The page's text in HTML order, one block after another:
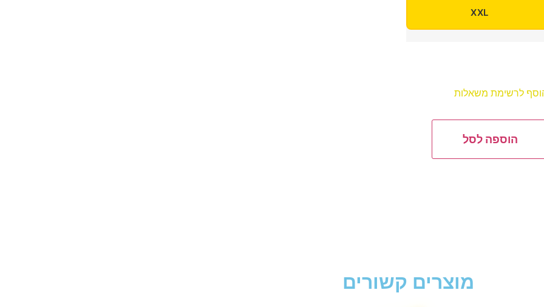
XXL
לרשימת משאלות
הוספה לסל
מוצרים קשורים